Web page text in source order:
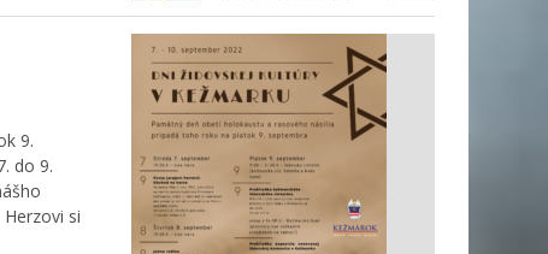
9.
do 9.
si